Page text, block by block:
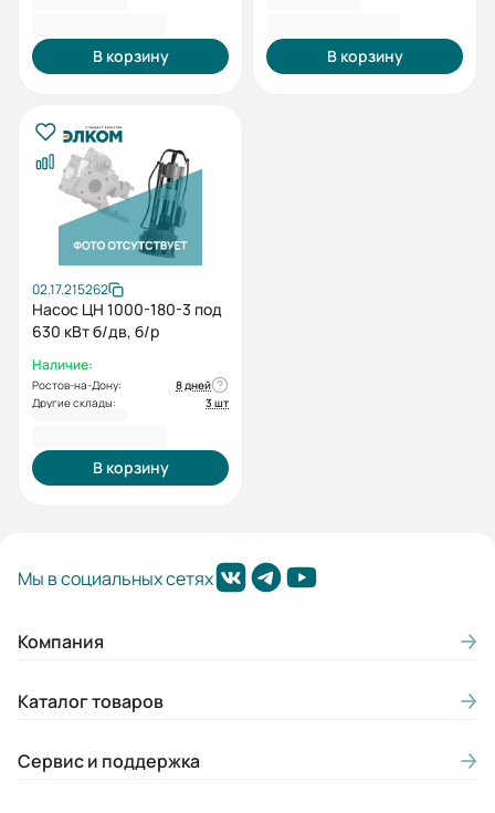
В корзину В корзину
02.17.215262
Насос ЦН 1000-180-3 под
630 кВт б/дв, б/р
Наличие:
Ростов-на-Дону:
8 дней
Другие склады:
3 шт
В корзину
Мы в социальных сетях
Компания
Каталог товаров
Сервис и поддержка